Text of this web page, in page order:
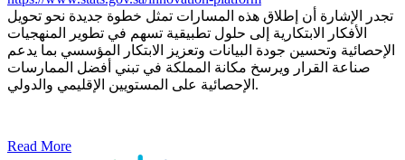
تجدر الإشارة أن إطلاق هذه المسارات تمثل خطوة جديدة نحو تحويل
الأفكار الابتكارية إلى حلول تطبيقية تسهم في تطوير المنهجيات
الإحصائية وتحسين جودة البيانات وتعزيز الابتكار المؤسسي بما يدعم
صناعة القرار ويرسخ مكانة المملكة في تبني أفضل الممارسات
الإحصائية على المستويين الإقليمي والدولي.
Read More